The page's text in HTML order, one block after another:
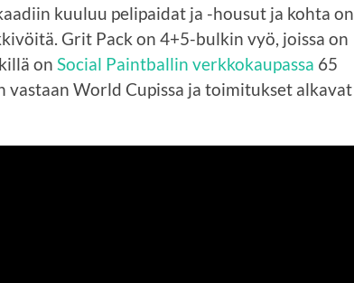
kuuluu pelipaidat ja -housut ja kohta on
Grit Pack on 4+5-bulkin vyö, joissa on
on Social Paintballin verkkokaupassa 65
World Cupissa ja toimitukset alkavat